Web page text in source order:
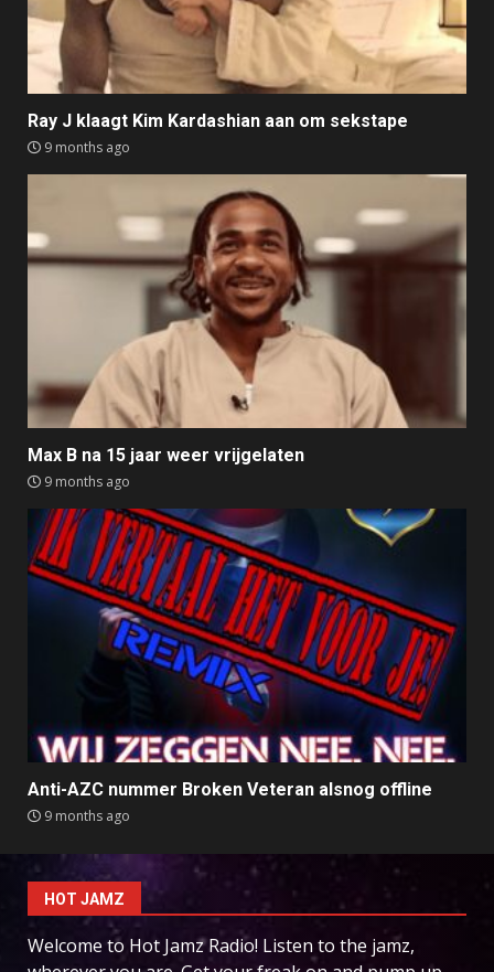
Ray J klaagt Kim Kardashian aan om sekstape
9 months ago
Max B na 15 jaar weer vrijgelaten
9 months ago
Anti-AZC nummer Broken Veteran alsnog offline
9 months ago
HOT JAMZ
Welcome to Hot Jamz Radio! Listen to the jamz,